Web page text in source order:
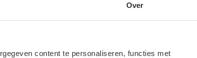
Over
content te personaliseren, functies met